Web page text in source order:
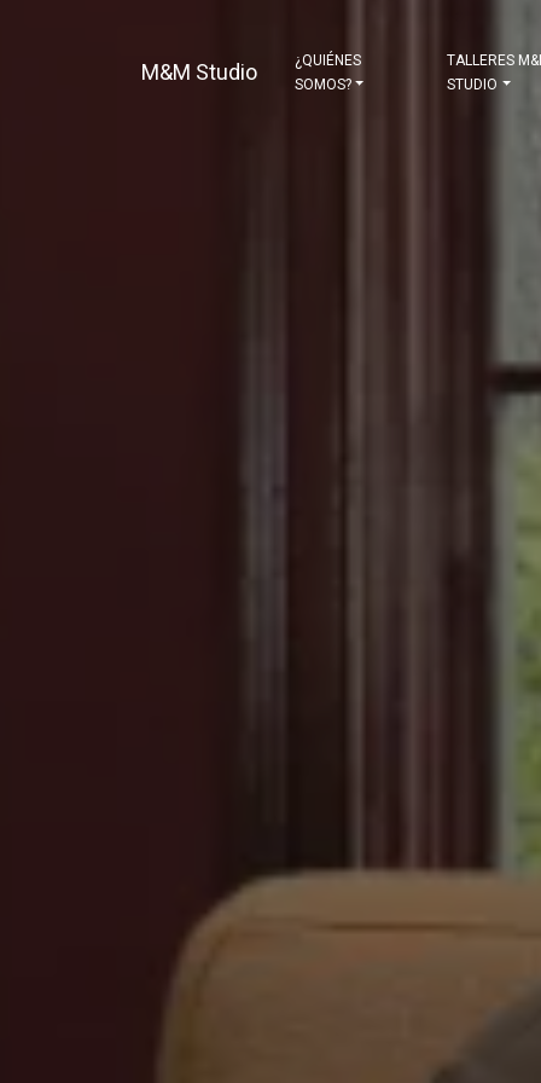
M&M Studio
¿QUIÉNES
SOMOS?
TALLERES
STUDIO